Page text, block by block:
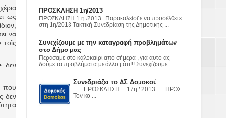
ΧΥΤΑ»
2023
ως
να
δεν
που
δεν
ΠΡΟΣΚΛΗΣΗ 1η/2013
ΠΡΟΣΚΛΗΣΗ 1 η /2013 Παρακαλείσθε να προσέλθετε
στη 1η/2013 Τακτική Συνεδρίαση της Δημοτικής ...
Συνεχίζουμε με την καταγραφή προβλημάτων
στο Δήμο μας
Περάσαμε στο καλοκαίρι από σήμερα , για αυτό ας
δούμε τα προβλήματα με άλλο μάτι!!! Συνεχίζουμε ...
Συνεδριάζει το ΔΣ Δομοκού
ΠΡΟΣΚΛΗΣΗ: 17η / 2013 ΠΡΟΣ:
Τον κο ...